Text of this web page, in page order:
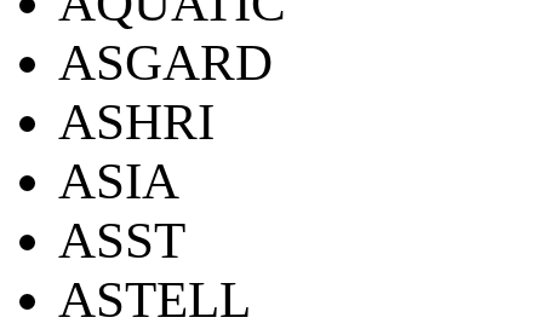
ASGARD
ASHRI
ASIA
ASST
ASTELL